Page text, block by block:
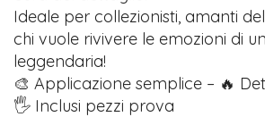
Ideale per collezionisti, amanti
chi vuole rivivere le emozioni di
leggendaria!
🎨 Applicazione semplice – 🔥
🖐️ Inclusi pezzi prova